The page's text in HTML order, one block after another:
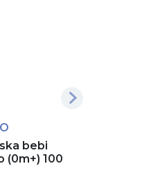
bebi
(0m+) 100